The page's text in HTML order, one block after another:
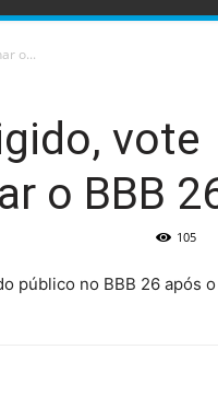
o...
vote
o BBB
105
público no BBB 26 após o